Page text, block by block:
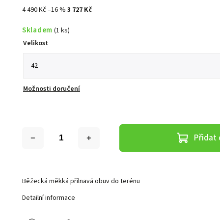
4 490 Kč–16 %3 727 Kč
Skladem (1 ks)
Velikost
Možnosti doručení
Přidat
Běžecká měkká přilnavá obuv do terénu
Detailní informace